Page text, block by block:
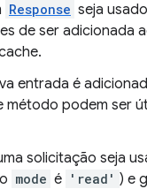
Response seja
de ser adicionada
entrada é
método podem ser
solicitação seja
mode é 'read' ) e